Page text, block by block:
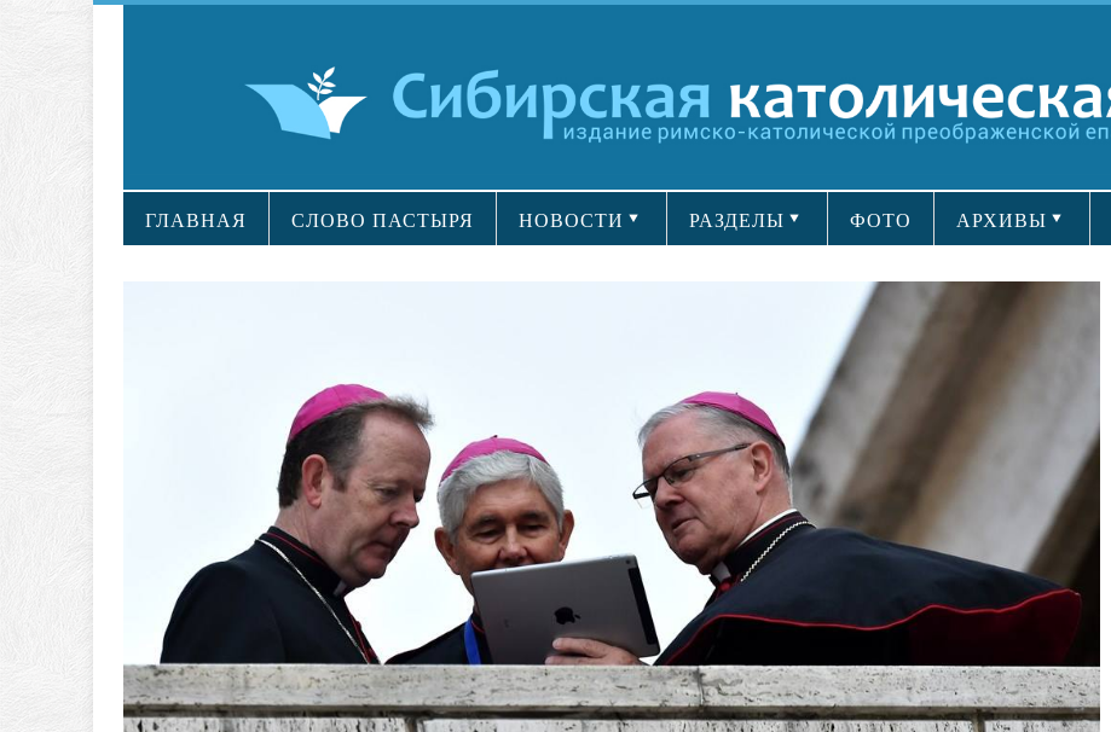
ГЛАВНАЯ СЛОВО ПАСТЫРЯ НОВОСТИ РАЗДЕЛЫ ФОТО АРХИВЫ